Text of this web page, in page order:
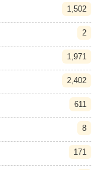
1,502
2
1,971
2,402
611
8
171